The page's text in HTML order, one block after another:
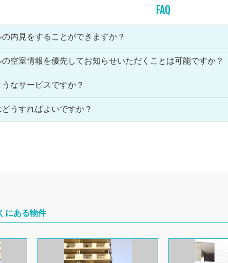
FAQ
内見をすることができますか？
空室情報を優先してお知らせいただくことは可能ですか？
なサービスですか？
うすればよいですか？
にある物件